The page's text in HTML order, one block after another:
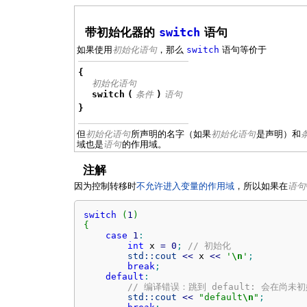
带初始化器的 switch 语句
如果使用 初始化语句，那么 switch 语句等价于
{
初始化语句
switch ( 条件 ) 语句
}
但初始化语句所声明的名字（如果初始化语句是声明）和
域也是语句的作用域。
注解
因为控制转移时不允许进入变量的作用域 ，所以如果在语句
switch ( 1 )
{
case
1 :
int x = 0 ;
// 初始化
std:: cout << x << ' \n ' ;
break ;
default :
// 编译错误：跳到 default: 会在尚未初
std:: cout << "default\n " ;